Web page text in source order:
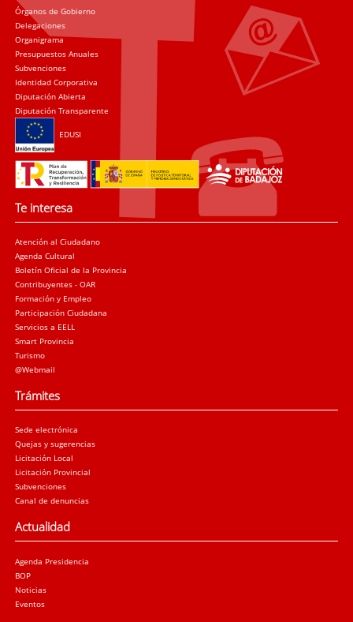
Órganos de Gobierno
Delegaciones
Organigrama
Presupuestos Anuales
Subvenciones
Identidad Corporativa
Diputación Abierta
Diputación Transparente
EDUSI
Te interesa
Atención al Ciudadano
Agenda Cultural
Boletín Oficial de la Provincia
Contribuyentes - OAR
Formación y Empleo
Participación Ciudadana
Servicios a EELL
Smart Provincia
Turismo
@Webmail
Trámites
Sede electrónica
Quejas y sugerencias
Licitación Local
Licitación Provincial
Subvenciones
Canal de denuncias
Actualidad
Agenda Presidencia
BOP
Noticias
Eventos